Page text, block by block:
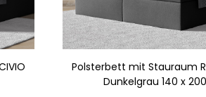
Polsterbett mit Stauraum
Dunkelgrau 140 x 200